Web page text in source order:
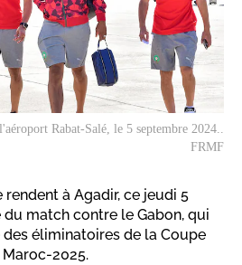
Rabat-Salé, le 5 septembre 2024..
FRMF
rendent à Agadir, ce jeudi 5
match contre le Gabon, qui
des éliminatoires de la Coupe
Maroc-2025.